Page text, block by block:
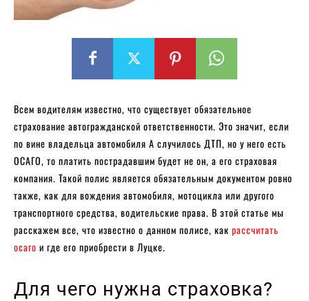
Всем водителям известно, что существует обязательное
страхование автогражданской ответственности. Это значит, если
по вине владельца автомобиля А случилось ДТП, но у него есть
ОСАГО, то платить пострадавшим будет не он, а его страховая
компания. Такой полис является обязательным документом ровно
также, как для вождения автомобиля, мотоцикла или другого
транспортного средства, водительские права. В этой статье мы
расскажем все, что известно о данном полисе, как рассчитать
осаго и где его приобрести в Луцке.
Для чего нужна страховка?